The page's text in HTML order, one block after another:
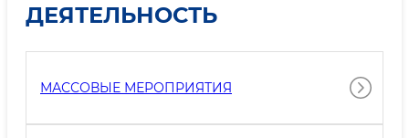
ДЕЯТЕЛЬНОСТЬ
МАССОВЫЕ МЕРОПРИЯТИЯ